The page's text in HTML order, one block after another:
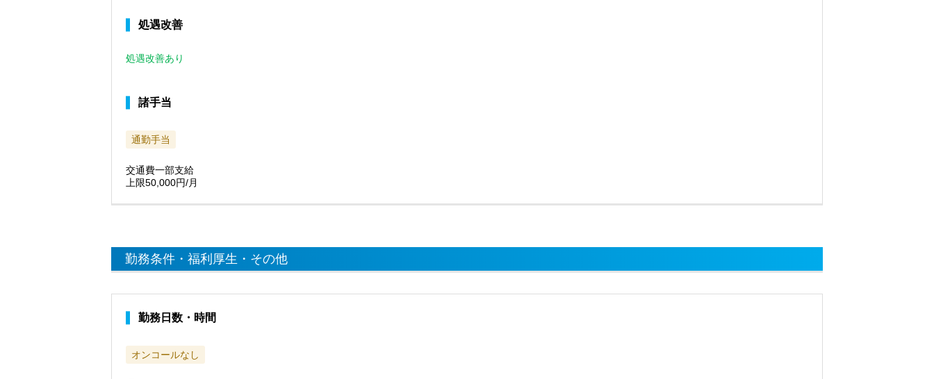
処遇改善
処遇改善あり
諸手当
通勤手当
交通費一部支給
上限50,000円/月
勤務条件・福利厚生・その他
勤務日数・時間
オンコールなし